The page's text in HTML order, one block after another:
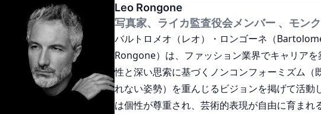
Leo Rongone
写真家、ライカ監査役会メンバー 、モン
バルトロメオ（レオ）・ロンゴーネ（
Rongone）は、ファッション業界でキャリア
性と深い思索に基づくノンコンフォーミズム（
れない姿勢）を重んじるビジョンを掲げて活動
は個性が尊重され、芸術的表現が自由に育まれ